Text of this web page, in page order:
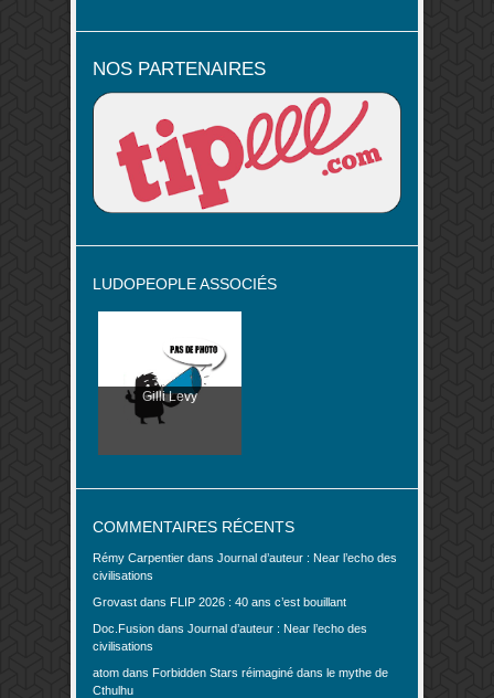
NOS PARTENAIRES
LUDOPEOPLE ASSOCIÉS
Gilli Levy
COMMENTAIRES RÉCENTS
Rémy Carpentier dans Journal d’auteur : Near l’echo des
civilisations
Grovast dans FLIP 2026 : 40 ans c’est bouillant
Doc.Fusion dans Journal d’auteur : Near l’echo des
civilisations
atom dans Forbidden Stars réimaginé dans le mythe de
Cthulhu